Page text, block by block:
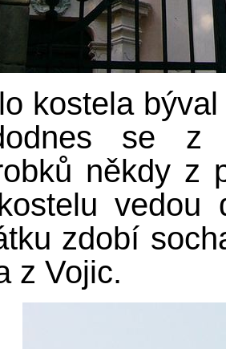
kostela
se z
někdy z
vedou
zdobí
z Vojic.